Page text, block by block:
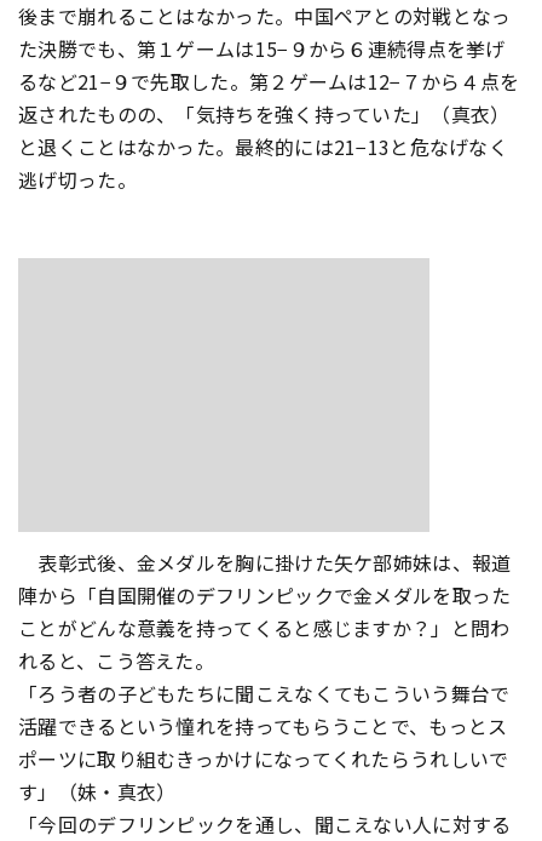
後まで崩れることはなかった。中国ペアとの対戦となっ
た決勝でも、第１ゲームは15−９から６連続得点を挙げ
るなど21−９で先取した。第２ゲームは12−７から４点を
返されたものの、「気持ちを強く持っていた」（真衣）
と退くことはなかった。最終的には21−13と危なげなく
逃げ切った。
表彰式後、金メダルを胸に掛けた矢ケ部姉妹は、報道
陣から「自国開催のデフリンピックで金メダルを取った
ことがどんな意義を持ってくると感じますか？」と問わ
れると、こう答えた。
「ろう者の子どもたちに聞こえなくてもこういう舞台で
活躍できるという憧れを持ってもらうことで、もっとス
ポーツに取り組むきっかけになってくれたらうれしいで
す」（妹・真衣）
「今回のデフリンピックを通し、聞こえない人に対する